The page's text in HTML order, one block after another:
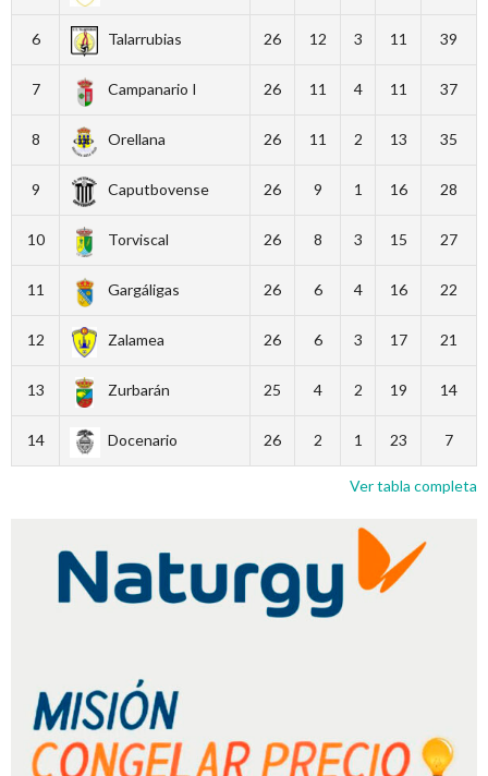
6 Talarrubias 26 12 3 11 39
7 Campanario I 26 11 4 11 37
8 Orellana 26 11 2 13 35
9 Caputbovense 26 9 1 16 28
10 Torviscal 26 8 3 15 27
11 Gargáligas 26 6 4 16 22
12 Zalamea 26 6 3 17 21
13 Zurbarán 25 4 2 19 14
14 Docenario 26 2 1 23 7
Ver tabla completa